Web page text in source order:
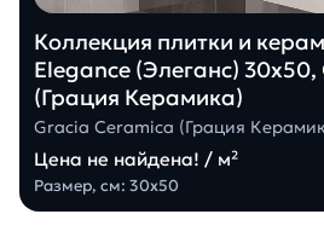
Коллекция плитки и
Elegance (Элеганс)
(Грация Керамика)
Gracia Ceramica (Грация
Цена не найдена! / м²
Размер, см: 30х50